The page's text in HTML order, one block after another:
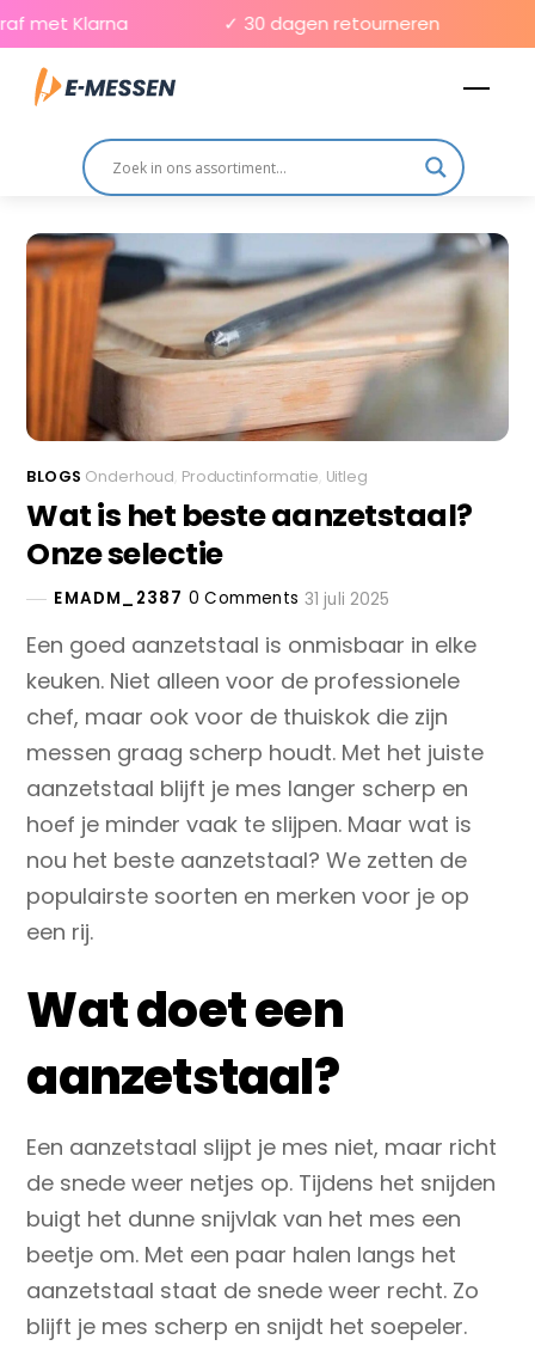
Skip
to
content
met Klarna ✓ 30 dagen retourneren
BLOGS Onderhoud Productinformatie Uitleg
Wat is het beste aanzetstaal?
Onze selectie
EMADM_2387 0 Comments 31 juli 2025
Een goed aanzetstaal is onmisbaar in elke
keuken. Niet alleen voor de professionele
chef, maar ook voor de thuiskok die zijn
messen graag scherp houdt. Met het juiste
aanzetstaal blijft je mes langer scherp en
hoef je minder vaak te slijpen. Maar wat is
nou het beste aanzetstaal? We zetten de
populairste soorten en merken voor je op
een rij.
Wat doet een
aanzetstaal?
Een aanzetstaal slijpt je mes niet, maar richt
de snede weer netjes op. Tijdens het snijden
buigt het dunne snijvlak van het mes een
beetje om. Met een paar halen langs het
aanzetstaal staat de snede weer recht. Zo
blijft je mes scherp en snijdt het soepeler.